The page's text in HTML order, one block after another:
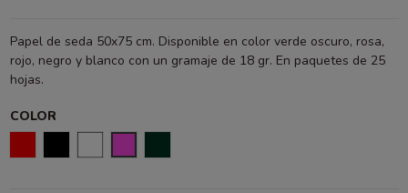
Papel de seda 50x75 cm. Disponible en color verde oscuro, rosa,
rojo, negro y blanco con un gramaje de 18 gr. En paquetes de 25
hojas.
COLOR